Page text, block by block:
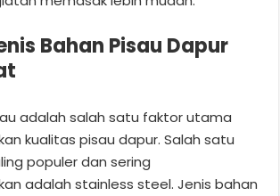
Bahan Pisau Dapur
adalah salah satu faktor utama
kualitas pisau dapur. Salah satu
populer dan sering
adalah stainless steel. Jenis bahan